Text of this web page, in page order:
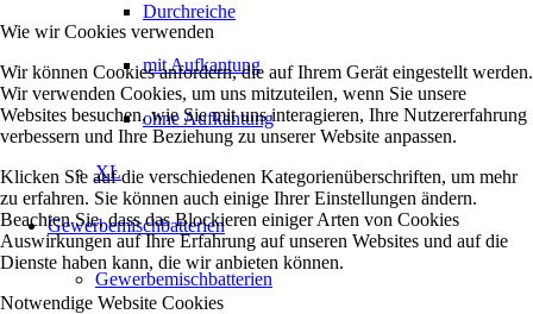
Durchreiche
mit Aufkantung
ohne Aufkantung
XL
Gewerbemischbatterien
Gewerbemischbatterien
Wie wir Cookies verwenden
Wir können Cookies anfordern, die auf Ihrem Gerät eingestellt werden.
Wir verwenden Cookies, um uns mitzuteilen, wenn Sie unsere
Websites besuchen, wie Sie mit uns interagieren, Ihre Nutzererfahrung
verbessern und Ihre Beziehung zu unserer Website anpassen.
Klicken Sie auf die verschiedenen Kategorienüberschriften, um mehr
zu erfahren. Sie können auch einige Ihrer Einstellungen ändern.
Beachten Sie, dass das Blockieren einiger Arten von Cookies
Auswirkungen auf Ihre Erfahrung auf unseren Websites und auf die
Dienste haben kann, die wir anbieten können.
Notwendige Website Cookies